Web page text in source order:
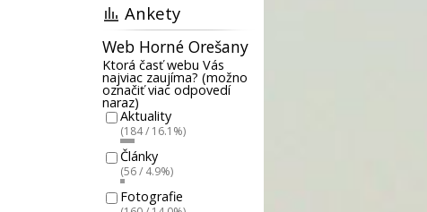
Ankety
Web Horné Orešany
Ktorá časť webu Vás
najviac zaujíma? (možno
označiť viac odpovedí
naraz)
Aktuality
(184 / 16.1%)
Články
(56 / 4.9%)
Fotografie